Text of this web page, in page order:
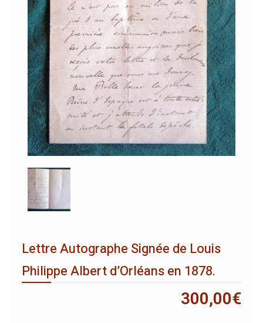
Lettre Autographe Signée de Louis
Philippe Albert d’Orléans en 1878.
300,00€